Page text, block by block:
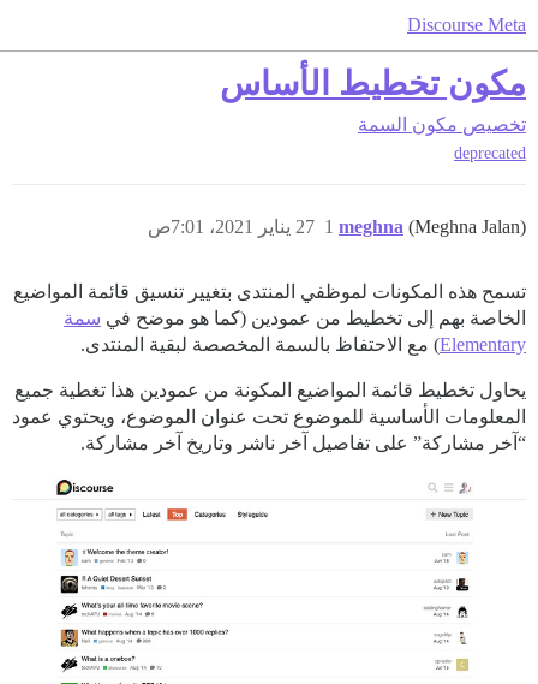
Discourse Meta
مكون تخطيط الأساس
تخصيص مكون السمة
deprecated
meghna (Meghna Jalan) 27 يناير 2021، 7:01ص 1
تسمح هذه المكونات لموظفي المنتدى بتغيير تنسيق قائمة المواضيع
الخاصة بهم إلى تخطيط من عمودين (كما هو موضح في سمة
Elementary) مع الاحتفاظ بالسمة المخصصة لبقية المنتدى.
يحاول تخطيط قائمة المواضيع المكونة من عمودين هذا تغطية جميع
المعلومات الأساسية للموضوع تحت عنوان الموضوع، ويحتوي عمود
“آخر مشاركة” على تفاصيل آخر ناشر وتاريخ آخر مشاركة.